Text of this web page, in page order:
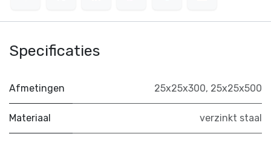
Specificaties
Afmetingen 25x25x300, 25x25x500
Materiaal verzinkt staal